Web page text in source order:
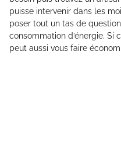
puisse intervenir dans les
poser tout un tas de
consommation d’énergie. Si
peut aussi vous faire